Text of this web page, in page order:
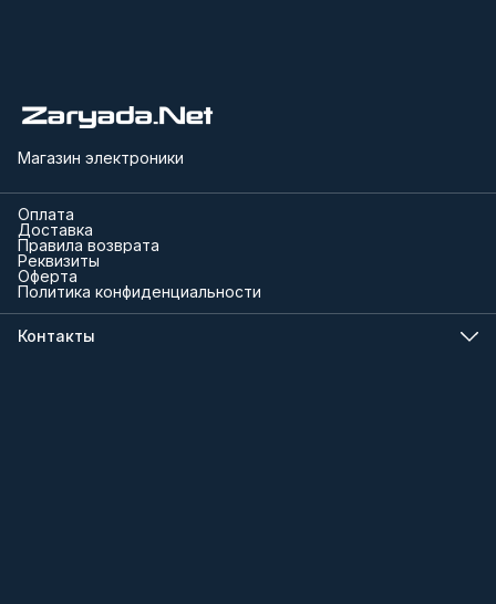
Магазин электроники
Оплата
Доставка
Правила возврата
Реквизиты
Оферта
Политика конфиденциальности
Контакты